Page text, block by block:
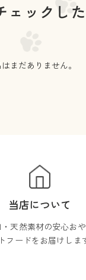
ェックし
まだありません。
当店について
天然素材の安心お
フードをお届けしま